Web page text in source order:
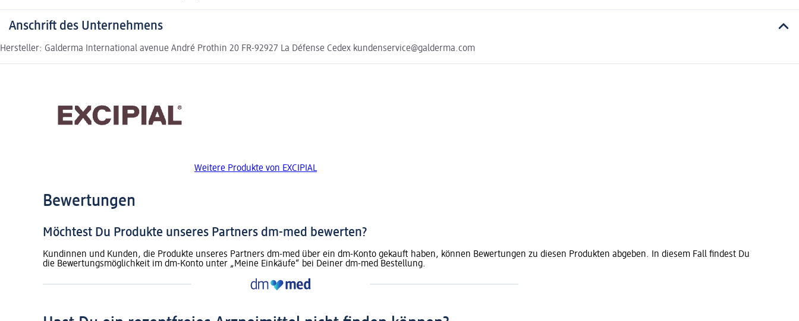
Anschrift des Unternehmens
Hersteller: Galderma International avenue André Prothin 20 FR-92927 La Défense Cedex kundenservice@galderma.com
Weitere Produkte von EXCIPIAL
Bewertungen
Möchtest Du Produkte unseres Partners dm-med bewerten?
Kundinnen und Kunden, die Produkte unseres Partners dm-med über ein dm-Konto gekauft haben, können Bewertungen zu diesen Produkten abgeben. In diesem Fall findest Du
die Bewertungsmöglichkeit im dm-Konto unter „Meine Einkäufe“ bei Deiner dm-med Bestellung.